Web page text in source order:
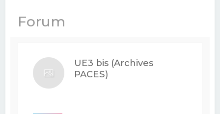
Forum
UE3 bis (Archives
PACES)